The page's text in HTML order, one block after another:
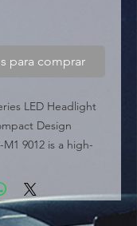
para comprar
LED Headlight
Design
9012 is a high-
belonging to the
Capable of
12,000 Lumens,